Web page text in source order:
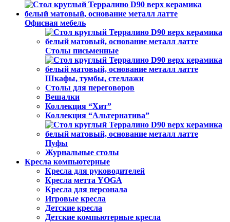
Офисная мебель
Столы письменные
Шкафы, тумбы, стеллажи
Столы для переговоров
Вешалки
Коллекция “Хит”
Коллекция “Альтернатива”
Пуфы
Журнальные столы
Кресла компьютерные
Кресла для руководителей
Кресла метта YOGA
Кресла для персонала
Игровые кресла
Детские кресла
Детские компьютерные кресла